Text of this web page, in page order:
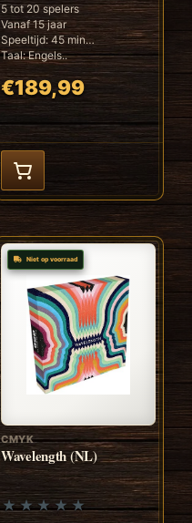
5 tot 20 spelers
Vanaf 15 jaar
Speeltijd: 45 min
Taal: Engels..
€189,99
Niet op voorraad
CMYK
Wavelength (NL)